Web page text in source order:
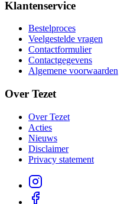
Klantenservice
Bestelproces
Veelgestelde vragen
Contactformulier
Contactgegevens
Algemene voorwaarden
Over Tezet
Over Tezet
Acties
Nieuws
Disclaimer
Privacy statement